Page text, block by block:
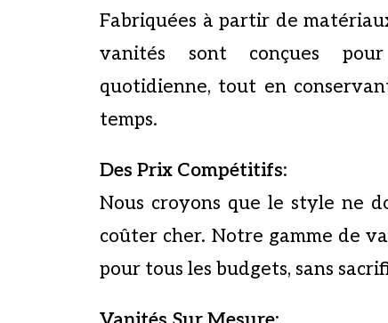
Fabriquées à partir de
vanités sont conçues
quotidienne, tout en
temps.
Des Prix Compétitifs:
Nous croyons que le style ne
coûter cher. Notre gamme de
pour tous les budgets, sans